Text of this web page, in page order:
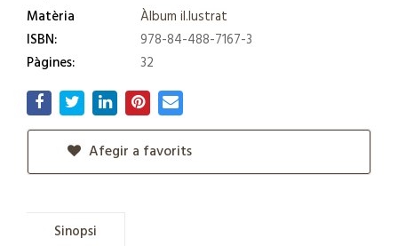
Matèria
Àlbum il.lustrat
ISBN:
978-84-488-7167-3
Pàgines:
32
Afegir a favorits
Sinopsi